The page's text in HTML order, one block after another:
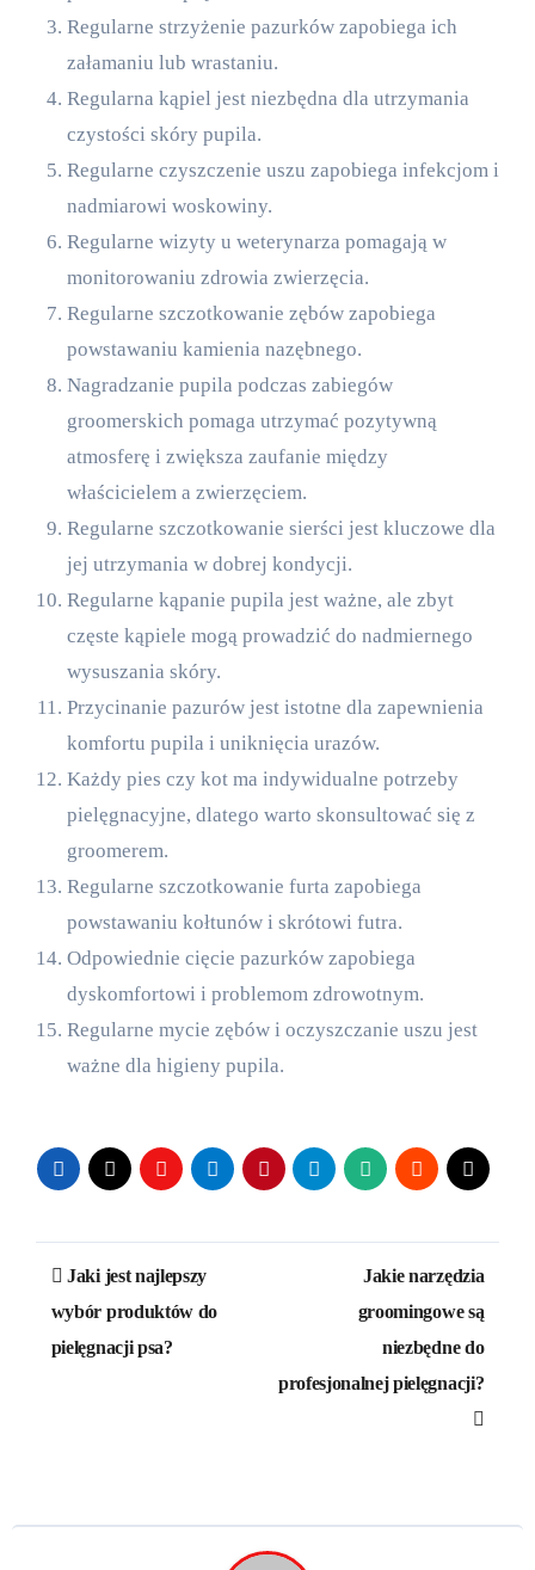
Regularne strzyżenie pazurków zapobiega ich
załamaniu lub wrastaniu.
Regularna kąpiel jest niezbędna dla utrzymania
czystości skóry pupila.
Regularne czyszczenie uszu zapobiega infekcjom i
nadmiarowi woskowiny.
Regularne wizyty u weterynarza pomagają w
monitorowaniu zdrowia zwierzęcia.
Regularne szczotkowanie zębów zapobiega
powstawaniu kamienia nazębnego.
Nagradzanie pupila podczas zabiegów
groomerskich pomaga utrzymać pozytywną
atmosferę i zwiększa zaufanie między
właścicielem a zwierzęciem.
Regularne szczotkowanie sierści jest kluczowe dla
jej utrzymania w dobrej kondycji.
Regularne kąpanie pupila jest ważne, ale zbyt
częste kąpiele mogą prowadzić do nadmiernego
wysuszania skóry.
Przycinanie pazurów jest istotne dla zapewnienia
komfortu pupila i uniknięcia urazów.
Każdy pies czy kot ma indywidualne potrzeby
pielęgnacyjne, dlatego warto skonsultować się z
groomerem.
Regularne szczotkowanie furta zapobiega
powstawaniu kołtunów i skrótowi futra.
Odpowiednie cięcie pazurków zapobiega
dyskomfortowi i problemom zdrowotnym.
Regularne mycie zębów i oczyszczanie uszu jest
ważne dla higieny pupila.
Nawigacja
wpisu
Jaki jest najlepszy
wybór produktów do
pielęgnacji psa?
Jakie narzędzia
groomingowe są
niezbędne do
profesjonalnej pielęgnacji?